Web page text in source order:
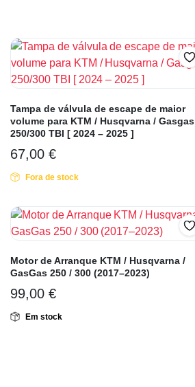
Tampa de válvula de escape de maior
volume para KTM / Husqvarna / Gasgas
250/300 TBI [ 2024 – 2025 ]
67,00 €
Fora de stock
Motor de Arranque KTM / Husqvarna /
GasGas 250 / 300 (2017–2023)
99,00 €
Em stock